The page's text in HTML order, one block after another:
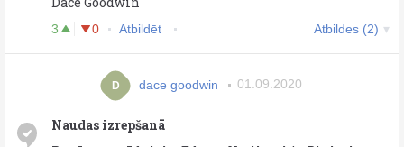
3 0 Atbildēt Atbildes (2)
D dace goodwin 01.09.2020
Naudas izrepšanā